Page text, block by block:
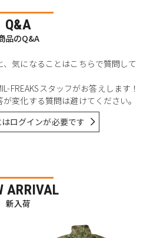
Q&A
品のQ&A
気になることはこちらで質問して
FREAKSスタッフがお答えします！
変化する質問は避けてください。
ログインが必要です
ARRIVAL
新入荷